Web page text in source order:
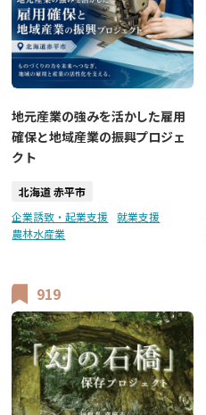
地元産業の強みを活かした雇用
確保と地域産業の振興プロジェ
クト
北海道 赤平市
企業誘致・起業支援
就業支援
農林水産業
919